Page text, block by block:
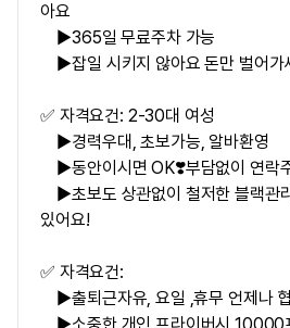
아요
▶365일 무료주차 가능
▶잡일 시키지 않아요 돈만 벌어가
✅ 자격요건: 2-30대 여성
▶경력우대, 초보가능, 알바환영
▶동안이시면 OK❣️부담없이 연락
▶초보도 상관없이 철저한 블랙관
있어요!
✅ 자격요건:
▶출퇴근자유, 요일 ,휴무 언제나